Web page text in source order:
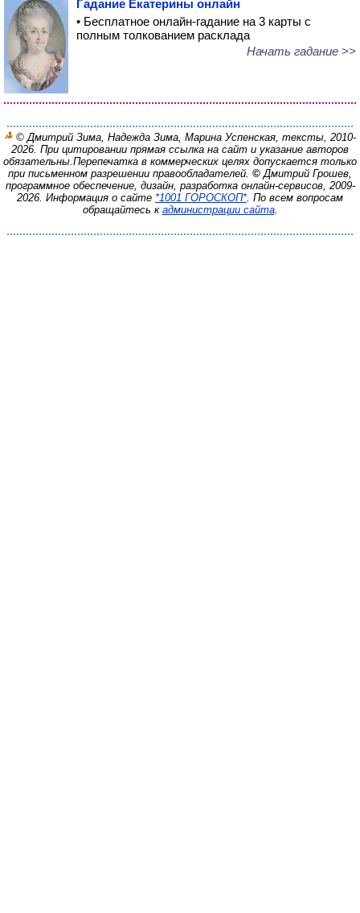
Гадание Екатерины онлайн
• Бесплатное онлайн-гадание на 3 карты с
полным толкованием расклада
Начать гадание >>
© Дмитрий Зима, Надежда Зима, Марина Успенская, тексты, 2010-
2026. При цитировании прямая ссылка на сайт и указание авторов
обязательны.Перепечатка в коммерческих целях допускается только
при письменном разрешении правообладателей. © Дмитрий Грошев,
программное обеспечение, дизайн, разработка онлайн-сервисов, 2009-
2026. Информация о сайте *1001 ГОРОСКОП*. По всем вопросам
обращайтесь к администрации сайта.